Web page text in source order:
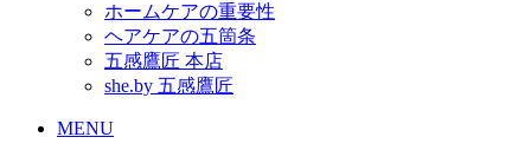
ホームケアの重要性
ヘアケアの五箇条
五感鷹匠 本店
she.by 五感鷹匠
MENU